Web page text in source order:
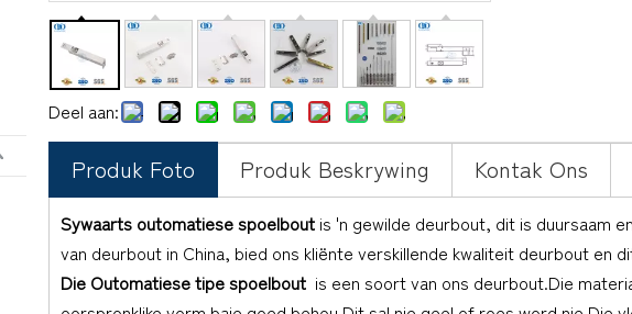
Deel aan:
Produk Foto Produk Beskrywing Kontak Ons
Sywaarts outomatiese spoelbout is 'n gewilde deurbout, dit is duursaam
van deurbout in China, bied ons kliënte verskillende kwaliteit deurbout en
Die Outomatiese tipe spoelbout is een soort van ons deurbout.Die